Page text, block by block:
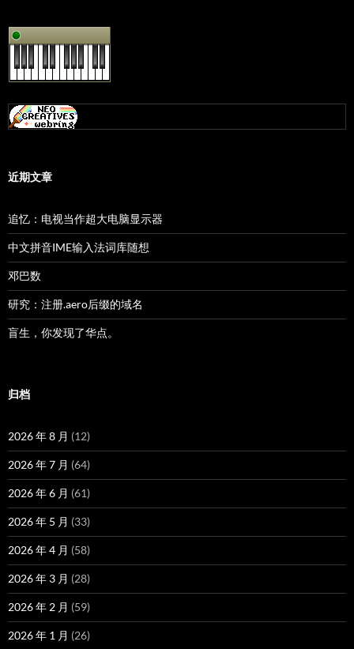
近期文章
追忆：电视当作超大电脑显示器
中文拼音IME输入法词库随想
邓巴数
研究：注册.aero后缀的域名
盲生，你发现了华点。
归档
2026 年 8 月 (12)
2026 年 7 月 (64)
2026 年 6 月 (61)
2026 年 5 月 (33)
2026 年 4 月 (58)
2026 年 3 月 (28)
2026 年 2 月 (59)
2026 年 1 月 (26)